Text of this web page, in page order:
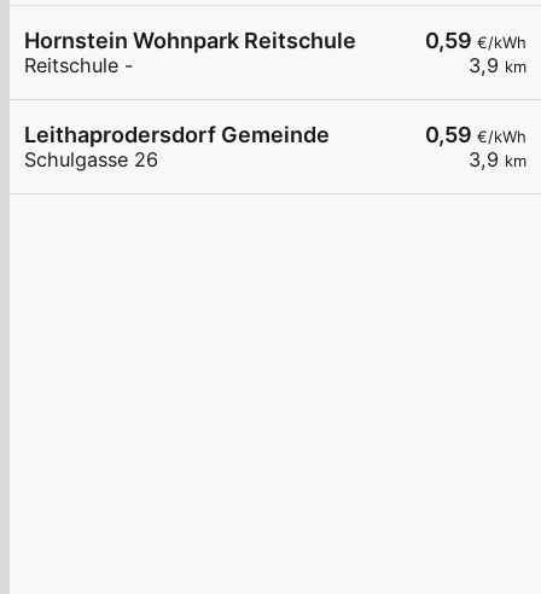
0,59 €/kWh
3,9 km
Hornstein Wohnpark Reitschule
Reitschule -
0,59 €/kWh
3,9 km
Leithaprodersdorf Gemeinde
Schulgasse 26